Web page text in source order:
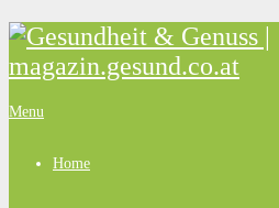
Menu
Home